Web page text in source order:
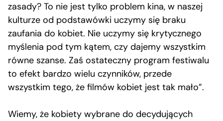
zasady? To nie jest tylko problem kina, w naszej
kulturze od podstawówki uczymy się braku
zaufania do kobiet. Nie uczymy się krytycznego
myślenia pod tym kątem, czy dajemy wszystkim
równe szanse. Zaś ostateczny program festiwalu
to efekt bardzo wielu czynników, przede
wszystkim tego, że filmów kobiet jest tak mało”.
Wiemy, że kobiety wybrane do decydujących